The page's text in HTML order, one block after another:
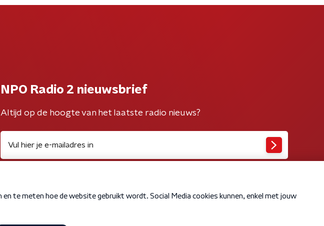
NPO Radio 2 nieuwsbrief
Altijd op de hoogte van het laatste radio nieuws?